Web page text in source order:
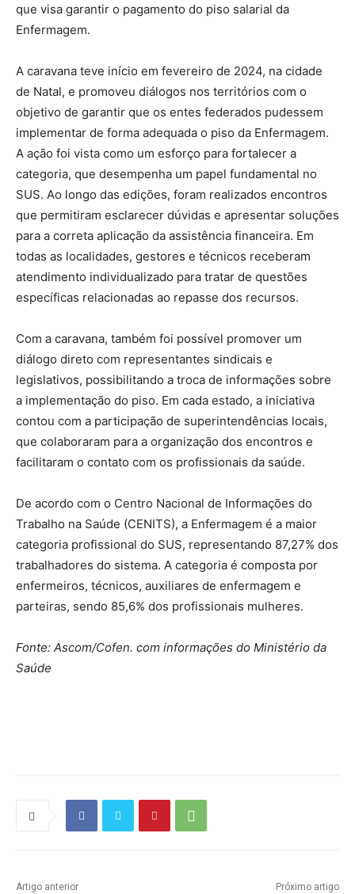
que visa garantir o pagamento do piso salarial da
Enfermagem.
A caravana teve início em fevereiro de 2024, na cidade
de Natal, e promoveu diálogos nos territórios com o
objetivo de garantir que os entes federados pudessem
implementar de forma adequada o piso da Enfermagem.
A ação foi vista como um esforço para fortalecer a
categoria, que desempenha um papel fundamental no
SUS. Ao longo das edições, foram realizados encontros
que permitiram esclarecer dúvidas e apresentar soluções
para a correta aplicação da assistência financeira. Em
todas as localidades, gestores e técnicos receberam
atendimento individualizado para tratar de questões
específicas relacionadas ao repasse dos recursos.
Com a caravana, também foi possível promover um
diálogo direto com representantes sindicais e
legislativos, possibilitando a troca de informações sobre
a implementação do piso. Em cada estado, a iniciativa
contou com a participação de superintendências locais,
que colaboraram para a organização dos encontros e
facilitaram o contato com os profissionais da saúde.
De acordo com o Centro Nacional de Informações do
Trabalho na Saúde (CENITS), a Enfermagem é a maior
categoria profissional do SUS, representando 87,27% dos
trabalhadores do sistema. A categoria é composta por
enfermeiros, técnicos, auxiliares de enfermagem e
parteiras, sendo 85,6% dos profissionais mulheres.
Fonte: Ascom/Cofen. com informações do Ministério da
Saúde
Artigo anterior Próximo artigo